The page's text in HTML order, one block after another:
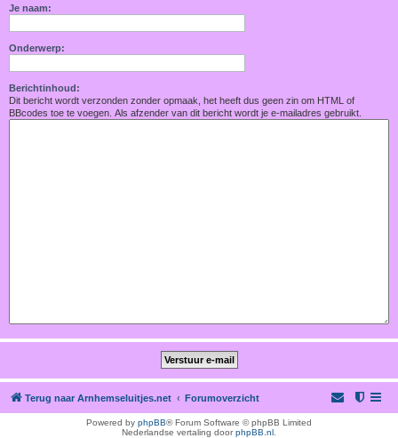
Je naam:
Onderwerp:
Berichtinhoud:
Dit bericht wordt verzonden zonder opmaak, het heeft dus geen zin om HTML of
BBcodes toe te voegen. Als afzender van dit bericht wordt je e-mailadres gebruikt.
Terug naar Arnhemseluitjes.net Forumoverzicht
Powered by phpBB® Forum Software © phpBB Limited
Nederlandse vertaling doorphpBB.nl